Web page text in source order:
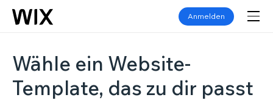
Anmelden
Wähle ein Website-
Template, das zu dir passt